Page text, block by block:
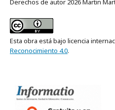
Derechos de autor 2026 Martin
Esta obra está bajo licencia
Reconocimiento 4.0.